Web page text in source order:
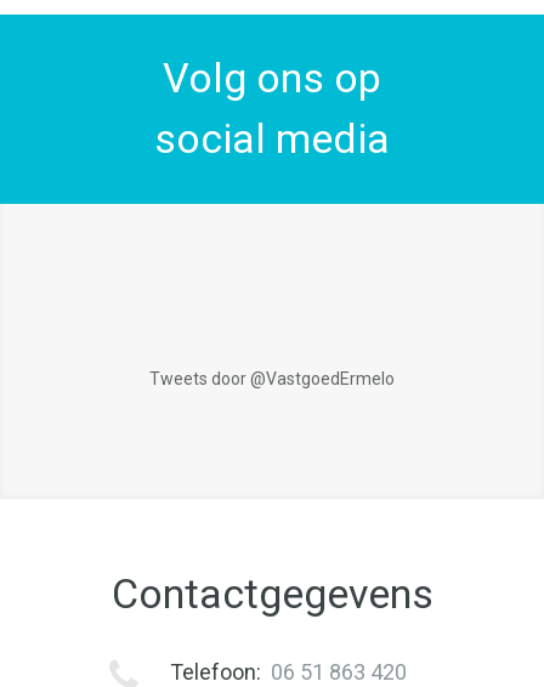
Volg ons op
social media
Tweets door @VastgoedErmelo
Contactgegevens
Telefoon: 06 51 863 420